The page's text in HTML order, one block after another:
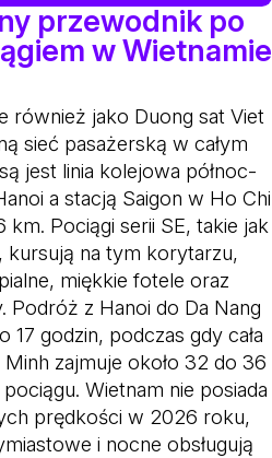
przewodnik po
w Wietnamie
również jako Duong sat Viet
sieć pasażerską w całym
jest linia kolejowa północ-
a stacją Saigon w Ho Chi
km. Pociągi serii SE, takie jak
kursują na tym korytarzu,
miękkie fotele oraz
Podróż z Hanoi do Da Nang
17 godzin, podczas gdy cała
zajmuje około 32 do 36
Wietnam nie posiada
prędkości w 2026 roku,
i nocne obsługują